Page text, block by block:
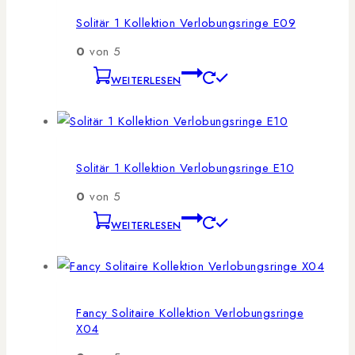
Solitär 1 Kollektion Verlobungsringe E09
0 von 5
WEITERLESEN
Solitär 1 Kollektion Verlobungsringe E10
0 von 5
WEITERLESEN
Fancy Solitaire Kollektion Verlobungsringe
X04